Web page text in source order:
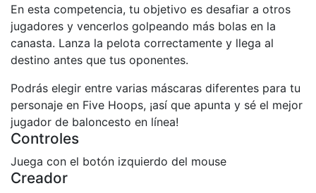
En esta competencia, tu objetivo es desafiar a otros
jugadores y vencerlos golpeando más bolas en la
canasta. Lanza la pelota correctamente y llega al
destino antes que tus oponentes.
Podrás elegir entre varias máscaras diferentes para tu
personaje en Five Hoops, ¡así que apunta y sé el mejor
jugador de baloncesto en línea!
Controles
Juega con el botón izquierdo del mouse
Creador